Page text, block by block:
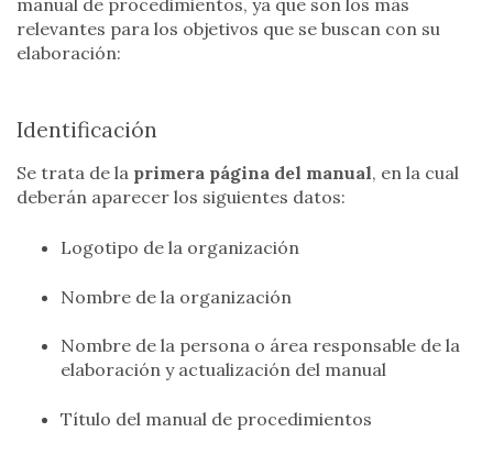
manual de procedimientos, ya que son los más
relevantes para los objetivos que se buscan con su
elaboración:
Identificación
Se trata de la primera página del manual, en la cual
deberán aparecer los siguientes datos:
Logotipo de la organización
Nombre de la organización
Nombre de la persona o área responsable de la
elaboración y actualización del manual
Título del manual de procedimientos